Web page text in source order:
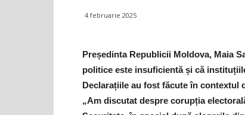
4 februarie 2025
Președinta Republicii Moldova, Maia
politice este insuficientă și că
Declarațiile au fost făcute în
„Am discutat despre corupția